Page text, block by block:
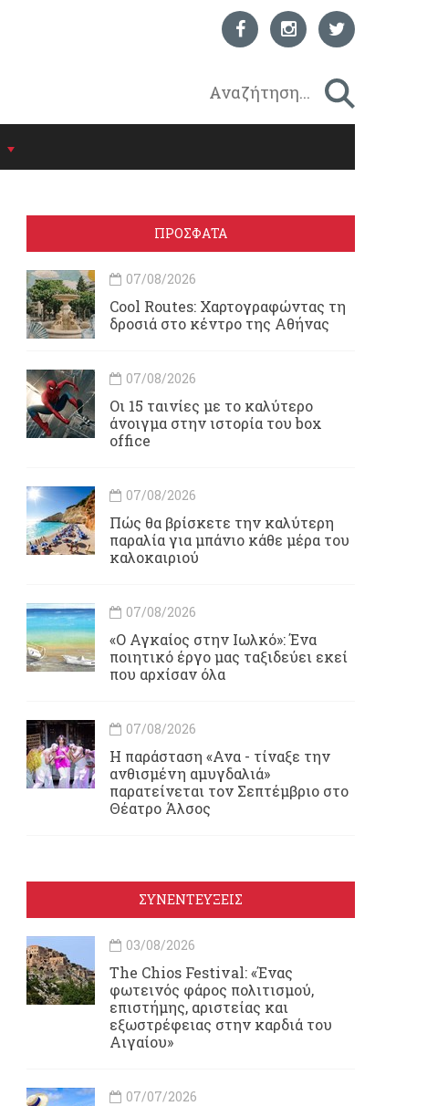
ΠΡΟΣΦΑΤΑ
07/08/2026
Cool Routes: Χαρτογραφώντας τη
δροσιά στο κέντρο της Αθήνας
07/08/2026
Οι 15 ταινίες με το καλύτερο
άνοιγμα στην ιστορία του box
office
07/08/2026
Πώς θα βρίσκετε την καλύτερη
παραλία για μπάνιο κάθε μέρα του
καλοκαιριού
07/08/2026
«Ο Αγκαίος στην Ιωλκό»: Ένα
ποιητικό έργο μας ταξιδεύει εκεί
που αρχίσαν όλα
07/08/2026
Η παράσταση «Ανα - τίναξε την
ανθισμένη αμυγδαλιά»
παρατείνεται τον Σεπτέμβριο στο
Θέατρο Άλσος
ΣΥΝΕΝΤΕΥΞΕΙΣ
03/08/2026
Τhe Chios Festival: «Ένας
φωτεινός φάρος πολιτισμού,
επιστήμης, αριστείας και
εξωστρέφειας στην καρδιά του
Αιγαίου»
07/07/2026